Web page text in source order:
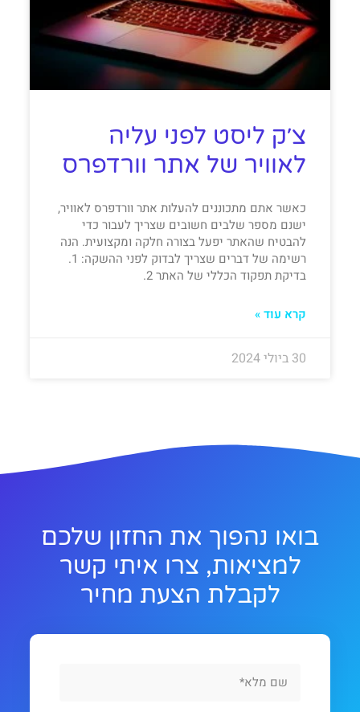
צ׳ק ליסט לפני עליה
לאוויר של אתר וורדפרס
כאשר אתם מתכוננים להעלות אתר וורדפרס לאוויר,
ישנם מספר שלבים חשובים שצריך לעבור כדי
להבטיח שהאתר יפעל בצורה חלקה ומקצועית. הנה
רשימה של דברים שצריך לבדוק לפני ההשקה: 1.
בדיקת תפקוד הכללי של האתר 2.
קרא עוד »
30 ביולי 2024
בואו נהפוך את החזון שלכם
למציאות, צרו איתי קשר
לקבלת הצעת מחיר
Name